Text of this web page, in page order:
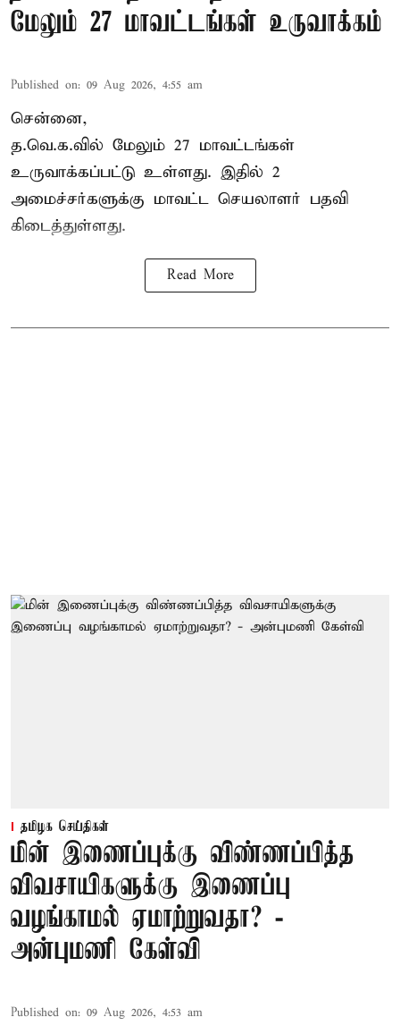
மேலும் 27 மாவட்டங்கள் உருவாக்கம்
Published on: 09 Aug 2026, 4:55 am
சென்னை,
த.வெ.க.வில் மேலும் 27 மாவட்டங்கள்
உருவாக்கப்பட்டு உள்ளது. இதில் 2
அமைச்சர்களுக்கு மாவட்ட செயலாளர் பதவி
கிடைத்துள்ளது.
Read More
தமிழக செய்திகள்
மின் இணைப்புக்கு விண்ணப்பித்த
விவசாயிகளுக்கு இணைப்பு
வழங்காமல் ஏமாற்றுவதா? -
அன்புமணி கேள்வி
Published on: 09 Aug 2026, 4:53 am